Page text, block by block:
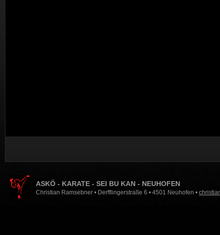
ASKÖ - KARATE - SEI BU KAN - NEUHOFEN
Christian Ramsebner • Derfflingerstraße 6 • 4501 Neuhofen •